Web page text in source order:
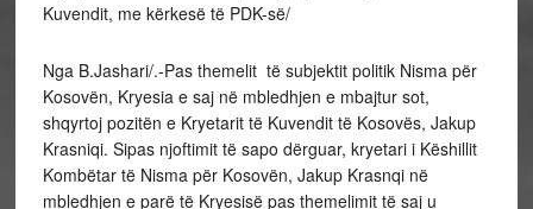
Kuvendit, me kërkesë të PDK-së/
Nga B.Jashari/.-Pas themelit të subjektit politik Nisma për
Kosovën, Kryesia e saj në mbledhjen e mbajtur sot,
shqyrtoj pozitën e Kryetarit të Kuvendit të Kosovës, Jakup
Krasniqi. Sipas njoftimit të sapo dërguar, kryetari i Këshillit
Kombëtar të Nisma për Kosovën, Jakup Krasnqi në
mbledhjen e parë të Kryesisë pas themelimit të saj u